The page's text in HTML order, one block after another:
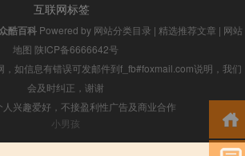
互联网标签
酷百科 Powered by 网站分类目录 | 精选推荐文章 | 网站
地图 陕ICP备6666642号
，如信息有错误可发邮件到f_fb#foxmail.com说明，我们
会及时纠正，谢谢
兴趣爱好，不接盈利性广告及商业合作
小男孩